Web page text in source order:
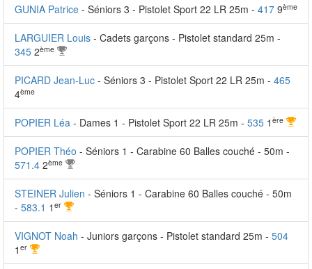
GUNIA Patrice - Séniors 3 - Pistolet Sport 22 LR 25m - 417 9ème
LARGUIER Louis - Cadets garçons - Pistolet standard 25m -
345 2ème
PICARD Jean-Luc - Séniors 3 - Pistolet Sport 22 LR 25m - 465
4ème
POPIER Léa - Dames 1 - Pistolet Sport 22 LR 25m - 535 1 ère
POPIER Théo - Séniors 1 - Carabine 60 Balles couché - 50m -
571.4 2ème
STEINER Julien - Séniors 1 - Carabine 60 Balles couché - 50m
- 583.1 1 er
VIGNOT Noah - Juniors garçons - Pistolet standard 25m - 504
1 er